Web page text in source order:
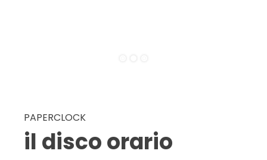
PAPERCLOCK
il disco orario